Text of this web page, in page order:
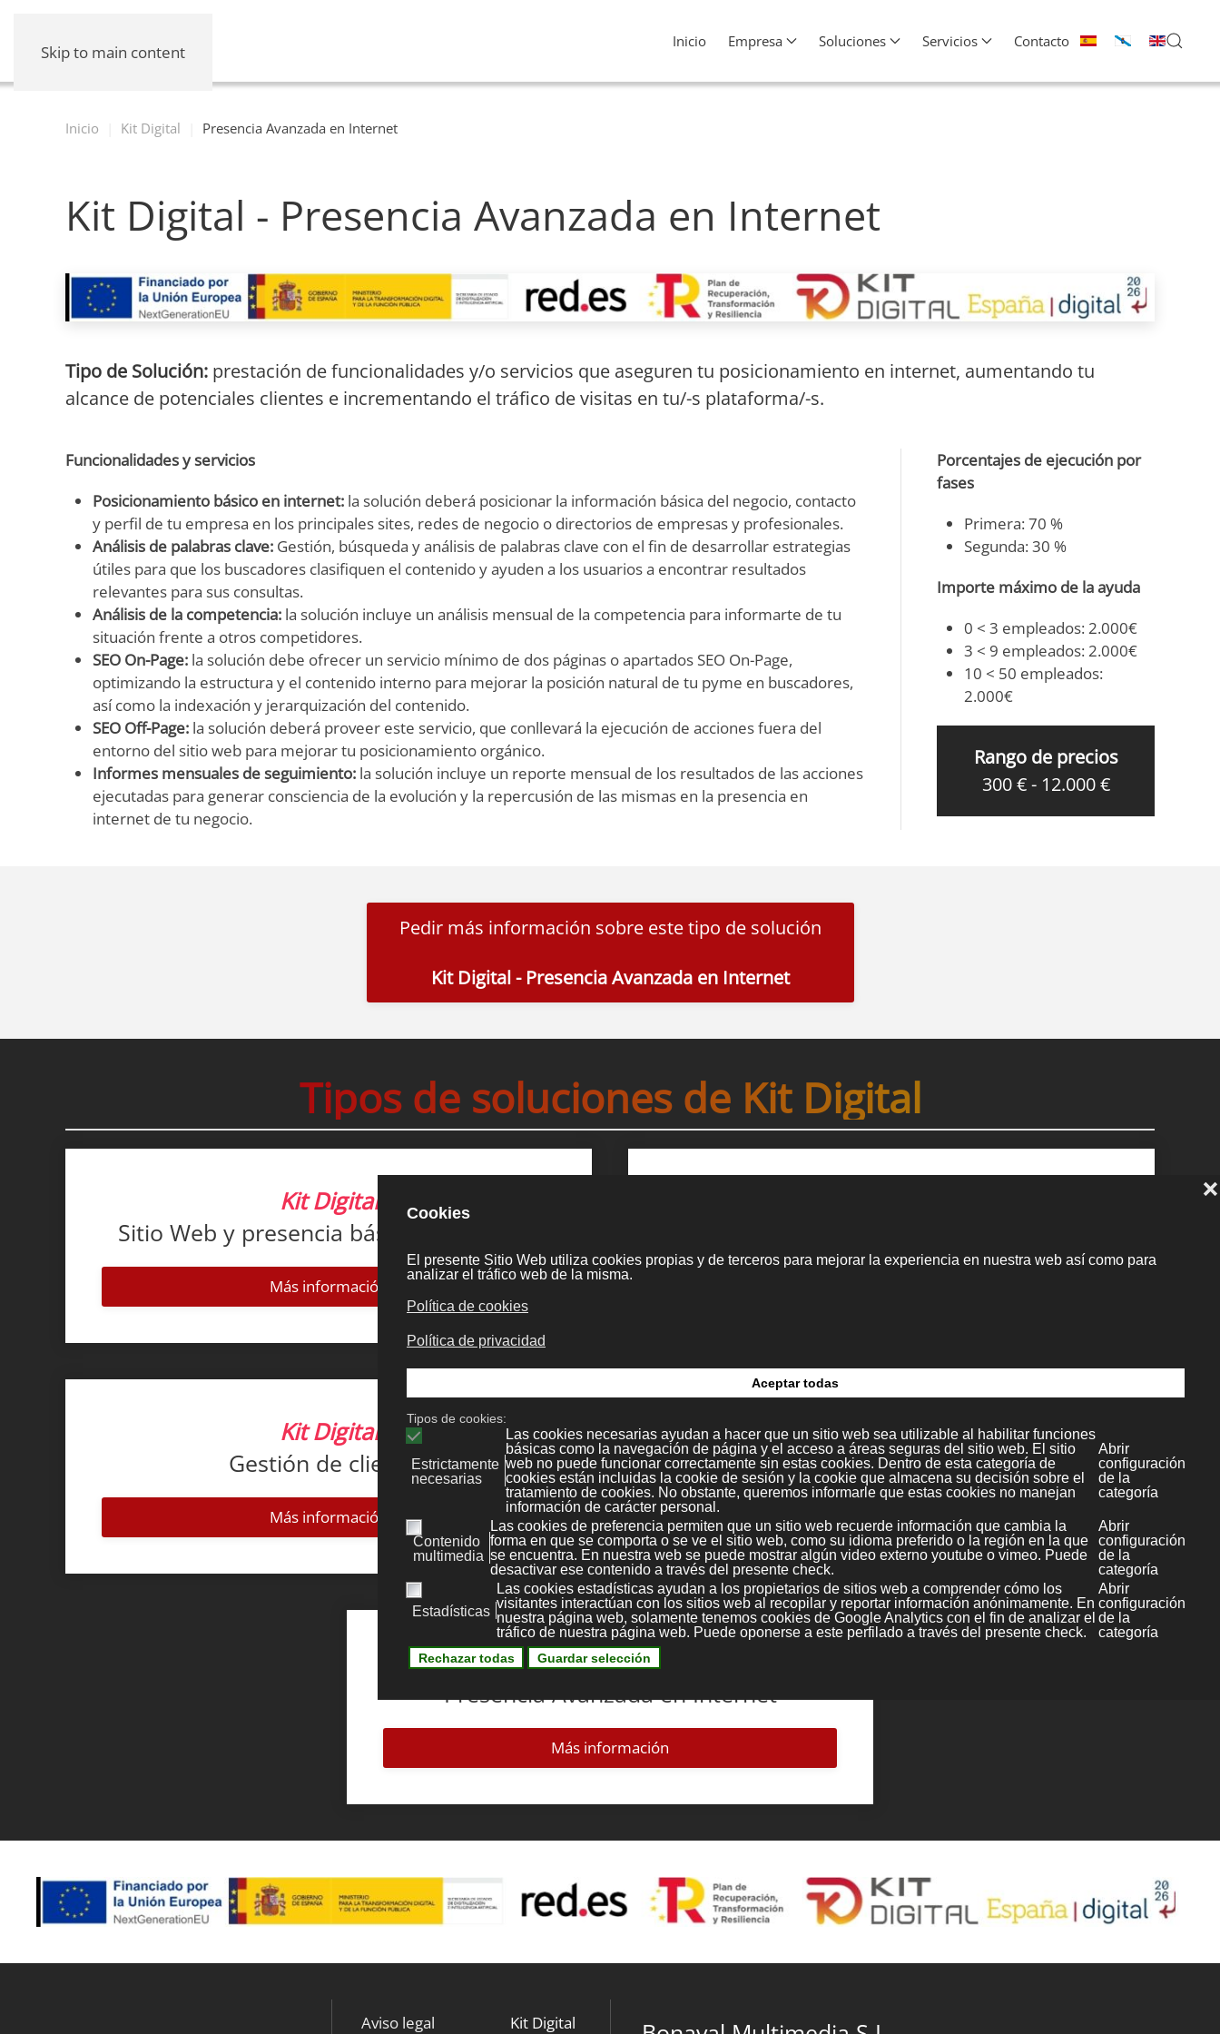
Skip to main content
Inicio Empresa Soluciones Servicios Contacto
Inicio Kit Digital Presencia Avanzada en Internet
Kit Digital - Presencia Avanzada en Internet
Tipo de Solución: prestación de funcionalidades y/o servicios que aseguren tu posicionamiento en internet, aumentando tu
alcance de potenciales clientes e incrementando el tráfico de visitas en tu/-s plataforma/-s.
Funcionalidades y servicios
Posicionamiento básico en internet: la solución deberá posicionar la información básica del negocio, contacto
y perfil de tu empresa en los principales sites, redes de negocio o directorios de empresas y profesionales.
Análisis de palabras clave: Gestión, búsqueda y análisis de palabras clave con el fin de desarrollar estrategias
útiles para que los buscadores clasifiquen el contenido y ayuden a los usuarios a encontrar resultados
relevantes para sus consultas.
Análisis de la competencia: la solución incluye un análisis mensual de la competencia para informarte de tu
situación frente a otros competidores.
SEO On-Page: la solución debe ofrecer un servicio mínimo de dos páginas o apartados SEO On-Page,
optimizando la estructura y el contenido interno para mejorar la posición natural de tu pyme en buscadores,
así como la indexación y jerarquización del contenido.
SEO Off-Page: la solución deberá proveer este servicio, que conllevará la ejecución de acciones fuera del
entorno del sitio web para mejorar tu posicionamiento orgánico.
Informes mensuales de seguimiento: la solución incluye un reporte mensual de los resultados de las acciones
ejecutadas para generar consciencia de la evolución y la repercusión de las mismas en la presencia en
internet de tu negocio.
Porcentajes de ejecución por
fases
Primera: 70 %
Segunda: 30 %
Importe máximo de la ayuda
0 < 3 empleados: 2.000€
3 < 9 empleados: 2.000€
10 < 50 empleados:
2.000€
Rango de precios
300 € - 12.000 €
Pedir más información sobre este tipo de solución
Kit Digital - Presencia Avanzada en Internet
Tipos de soluciones de Kit Digital
Kit Digital
Sitio Web y presencia básica en Internet
Más información
Kit Digital
Gestión de clientes
Más información
Kit Digital
Gestión de procesos
Más información
Kit Digital
Presencia Avanzada en Internet
Más información
Aviso legal Kit Digital